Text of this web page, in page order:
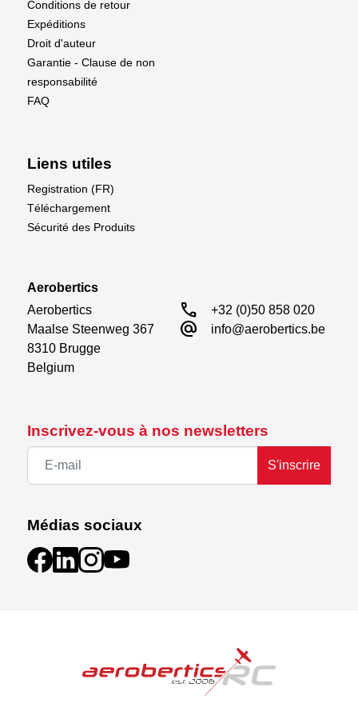
Inscrivez-vous à nos newsletters
S'inscrire
Médias sociaux
Conditions de retour
Expéditions
Droit d'auteur
Garantie - Clause de non
responsabilité
FAQ
Liens utiles
Registration (FR)
Téléchargement
Sécurité des Produits
Aerobertics
Aerobertics
Maalse Steenweg 367
8310 Brugge
Belgium
call +32 (0)50 858 020
alternate_email info@aerobertics.be